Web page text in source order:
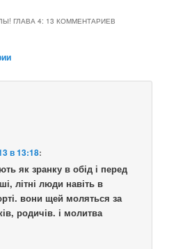
ГЛАВА 4: 13 КОММЕНТАРИЕВ
в 13:18:
як зранку в обід і перед
літні люди навіть в
вони щей моляться за
родичів. і молитва